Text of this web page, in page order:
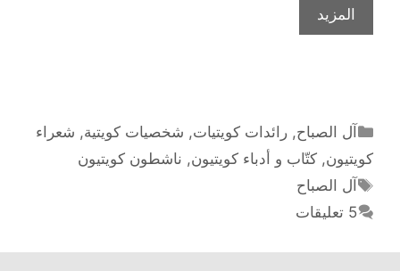
المزيد
الدكتورة
شاعرة
الكويت
التصنيفات
آل الصباح, رائدات كويتيات, شخصيات كويتية, شعراء
كويتيون, كتّاب و أدباء كويتيون, ناشطون كويتيون
الوسوم
آل الصباح
5 تعليقات